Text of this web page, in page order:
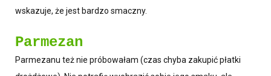
wskazuje, że jest bardzo smaczny.
Parmezan
Parmezanu też nie próbowałam (czas chyba zakupić płatki